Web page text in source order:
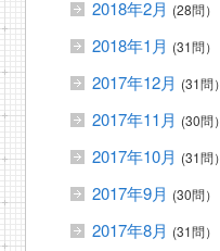
2018年2月 (28問）
2018年1月 (31問）
2017年12月 (31問）
2017年11月 (30問）
2017年10月 (31問）
2017年9月 (30問）
2017年8月 (31問）